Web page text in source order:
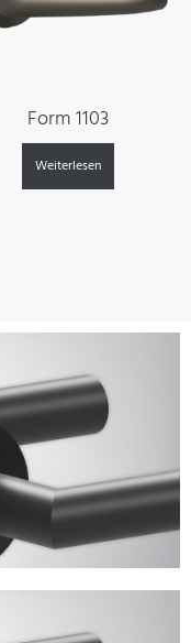
Form 1103
Weiterlesen